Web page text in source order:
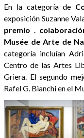
En la categoría de
exposición Suzanne
premio .
Musée de Arte de
categoría incluían
Centro de las Artes
Griera. El segundo
Rafel G. Bianchi en el